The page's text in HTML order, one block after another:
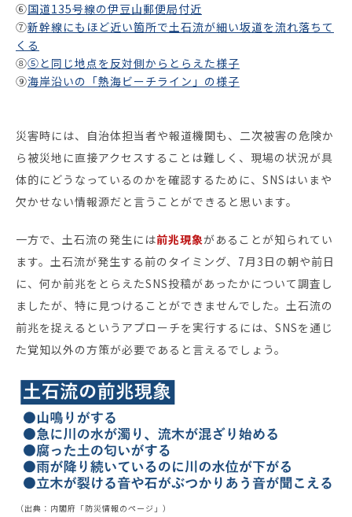
⑥国道135号線の伊豆山郵便局付近
⑦新幹線にもほど近い箇所で土石流が細い坂道を流れ落ちて
くる
⑧⑤と同じ地点を反対側からとらえた様子
⑨海岸沿いの「熱海ビーチライン」の様子
災害時には、自治体担当者や報道機関も、二次被害の危険か
ら被災地に直接アクセスすることは難しく、現場の状況が具
体的にどうなっているのかを確認するために、SNSはいまや
欠かせない情報源だと言うことができると思います。
一方で、土石流の発生には前兆現象があることが知られてい
ます。土石流が発生する前のタイミング、7月3日の朝や前日
に、何か前兆をとらえたSNS投稿があったかについて調査し
ましたが、特に見つけることができませんでした。土石流の
前兆を捉えるというアプローチを実行するには、SNSを通じ
た覚知以外の方策が必要であると言えるでしょう。
（出典：内閣府「防災情報のページ」）